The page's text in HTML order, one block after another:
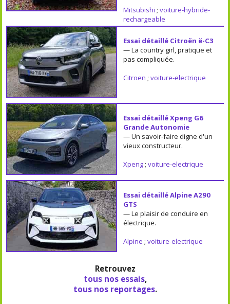
Mitsubishi ; voiture-hybride-
rechargeable
Essai détaillé Citroën ë-C3
— La country girl, pratique et
pas compliquée.
Citroen ; voiture-electrique
Essai détaillé Xpeng G6
Grande Autonomie
— Un savoir-faire digne d'un
vieux constructeur.
Xpeng; voiture-electrique
Essai détaillé Alpine A290
GTS
— Le plaisir de conduire en
électrique.
Alpine ; voiture-electrique
Retrouvez
tous nos essais,
tous nos reportages.